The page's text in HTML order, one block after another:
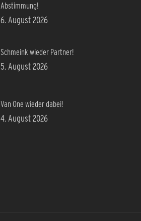
Abstimmung!
6. August 2026
Schmeink wieder Partner!
5. August 2026
Van One wieder dabei!
4. August 2026